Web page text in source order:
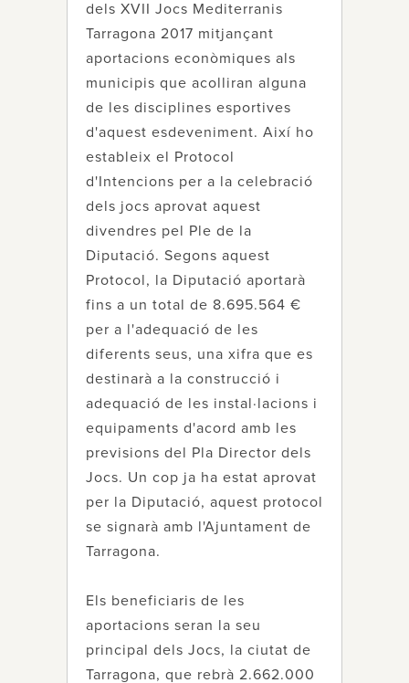
dels XVII Jocs Mediterranis
Tarragona 2017 mitjançant
aportacions econòmiques als
municipis que acolliran alguna
de les disciplines esportives
d'aquest esdeveniment. Així ho
estableix el Protocol
d'Intencions per a la celebració
dels jocs aprovat aquest
divendres pel Ple de la
Diputació. Segons aquest
Protocol, la Diputació aportarà
fins a un total de 8.695.564 €
per a l'adequació de les
diferents seus, una xifra que es
destinarà a la construcció i
adequació de les instal·lacions i
equipaments d'acord amb les
previsions del Pla Director dels
Jocs. Un cop ja ha estat aprovat
per la Diputació, aquest protocol
se signarà amb l'Ajuntament de
Tarragona.
Els beneficiaris de les
aportacions seran la seu
principal dels Jocs, la ciutat de
Tarragona, que rebrà 2.662.000